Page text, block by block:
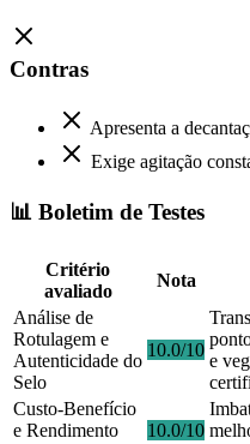
Contras
Apresenta a
Exige agitação
📊 Boletim de Testes
Critério
avaliado
Nota
Análise de
Rotulagem e
Autenticidade do
Selo
10.0/10
e
Custo-Benefício
e Rendimento
10.0/10